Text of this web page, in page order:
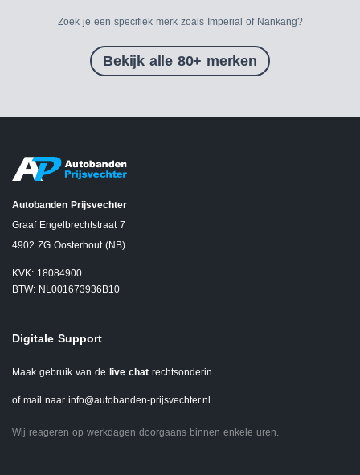
Zoek je een specifiek merk zoals Imperial of Nankang?
Bekijk alle 80+ merken
Autobanden Prijsvechter
Graaf Engelbrechtstraat 7
4902 ZG Oosterhout (NB)
KVK: 18084900
BTW: NL001673936B10
Digitale Support
Maak gebruik van de live chat rechtsonderin.
of mail naar info@autobanden-prijsvechter.nl
Wij reageren op werkdagen doorgaans binnen enkele uren.